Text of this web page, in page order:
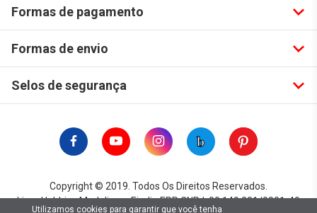
Formas de pagamento
Formas de envio
Selos de segurança
Copyright © 2019. Todos Os Direitos Reservados.
Lima Hobbies Modelismo Eireli - EPP CNPJ: 00.149.281/0001-49
Utilizamos cookies para garantir que você tenha